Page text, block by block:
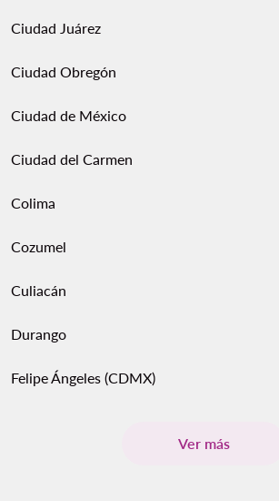
Ciudad Juárez
Ciudad Obregón
Ciudad de México
Ciudad del Carmen
Colima
Cozumel
Culiacán
Durango
Felipe Ángeles (CDMX)
Ver más